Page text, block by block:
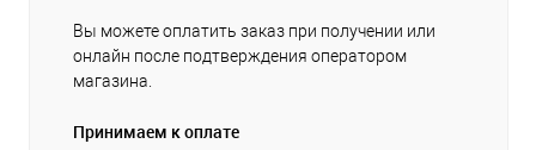
Вы можете оплатить заказ при получении или
онлайн после подтверждения оператором
магазина.
Принимаем к оплате